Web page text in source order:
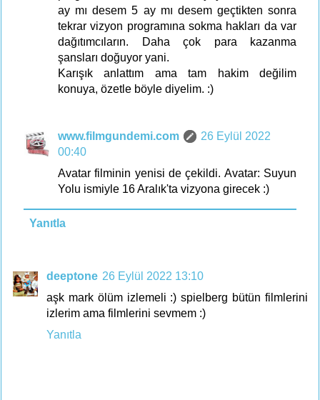
ay mı desem 5 ay mı desem geçtikten sonra
tekrar vizyon programına sokma hakları da var
dağıtımcıların. Daha çok para kazanma
şansları doğuyor yani.
Karışık anlattım ama tam hakim değilim
konuya, özetle böyle diyelim. :)
www.filmgundemi.com
26 Eylül 2022
00:40
Avatar filminin yenisi de çekildi. Avatar: Suyun
Yolu ismiyle 16 Aralık'ta vizyona girecek :)
Yanıtla
deeptone 26 Eylül 2022 13:10
aşk mark ölüm izlemeli :) spielberg bütün filmlerini
izlerim ama filmlerini sevmem :)
Yanıtla